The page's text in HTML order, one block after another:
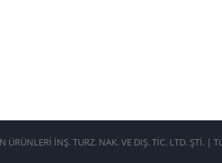
İNŞ. TURZ. NAK. VE DIŞ. TİC. LTD. ŞTİ. |